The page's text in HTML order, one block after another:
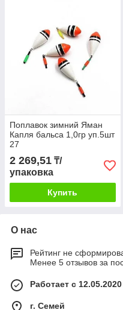
Поплавок зимний Яман
Капля бальса 1,0гр уп.5шт
27
2 269,51 ₸/
упаковка
Купить
О нас
Рейтинг не
Менее 5 отзывов за
Работает с 12.05.2020
г. Семей